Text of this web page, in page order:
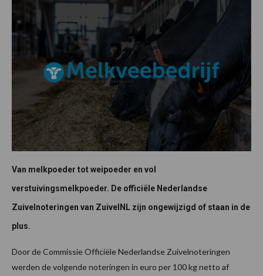
Van melkpoeder tot weipoeder en vol
verstuivingsmelkpoeder. De officiële Nederlandse
Zuivelnoteringen van ZuivelNL zijn ongewijzigd of staan in de
plus.
Door de Commissie Officiële Nederlandse Zuivelnoteringen
werden de volgende noteringen in euro per 100 kg netto af